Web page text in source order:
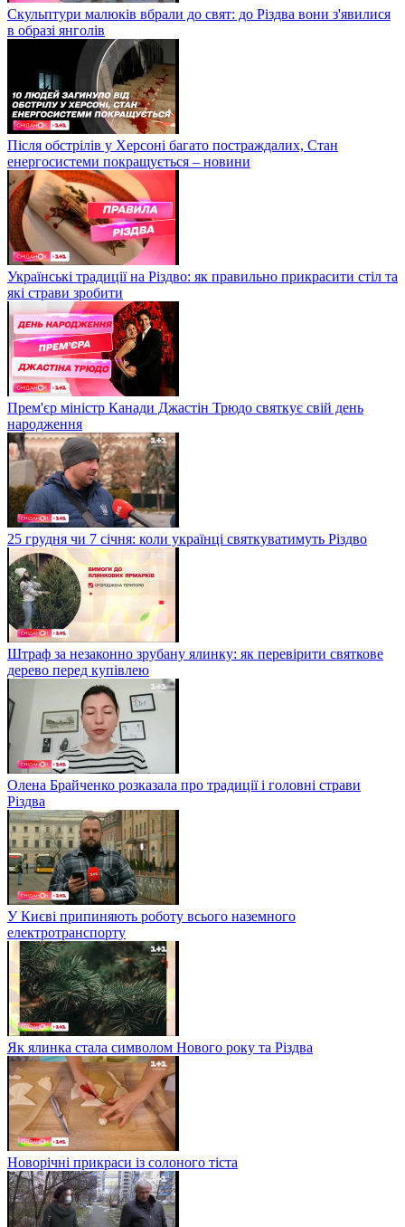
Скульптури малюків вбрали до свят: до Різдва вони з'явилися
в образі янголів
Після обстрілів у Херсоні багато постраждалих, Стан
енергосистеми покращується – новини
Українські традиції на Різдво: як правильно прикрасити стіл та
які страви зробити
Прем'єр міністр Канади Джастін Трюдо святкує свій день
народження
25 грудня чи 7 січня: коли українці святкуватимуть Різдво
Штраф за незаконно зрубану ялинку: як перевірити святкове
дерево перед купівлею
Олена Брайченко розказала про традиції і головні страви
Різдва
У Києві припиняють роботу всього наземного
електротранспорту
Як ялинка стала символом Нового року та Різдва
Новорічні прикраси із солоного тіста